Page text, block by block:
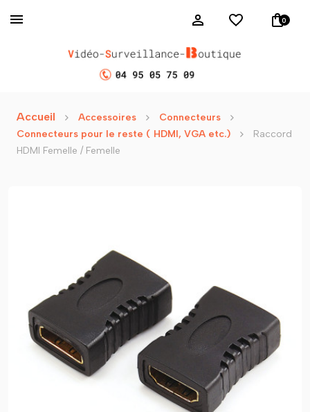
0
Accueil Accessoires
Connecteurs
Connecteurs pour le reste ( HDMI, VGA etc.)
Raccord
HDMI Femelle / Femelle